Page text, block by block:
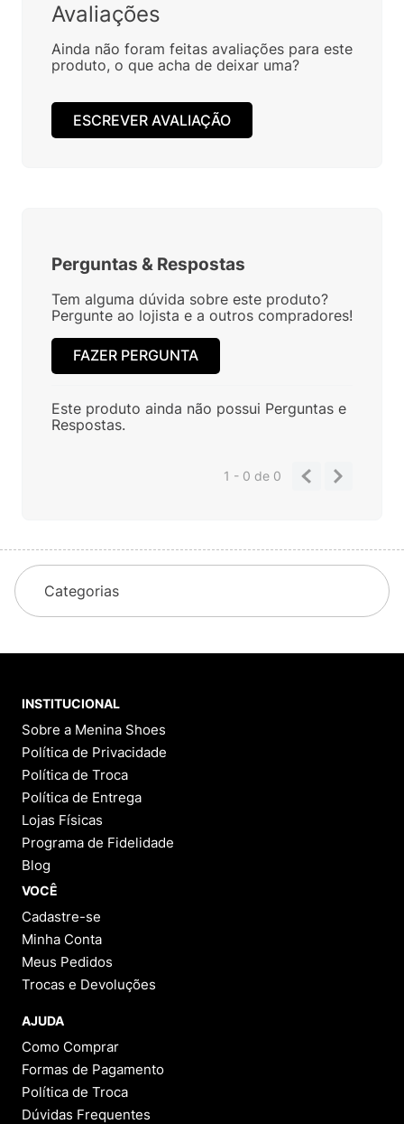
Avaliações
Ainda não foram feitas avaliações para este
produto, o que acha de deixar uma?
ESCREVER AVALIAÇÃO
Perguntas & Respostas
Tem alguma dúvida sobre este produto?
Pergunte ao lojista e a outros compradores!
FAZER PERGUNTA
Este produto ainda não possui Perguntas e
Respostas.
1 - 0de 0
Categorias
INSTITUCIONAL
Sobre a Menina Shoes
Política de Privacidade
Política de Troca
Política de Entrega
Lojas Físicas
Programa de Fidelidade
Blog
VOCÊ
Cadastre-se
Minha Conta
Meus Pedidos
Trocas e Devoluções
AJUDA
Como Comprar
Formas de Pagamento
Política de Troca
Dúvidas Frequentes